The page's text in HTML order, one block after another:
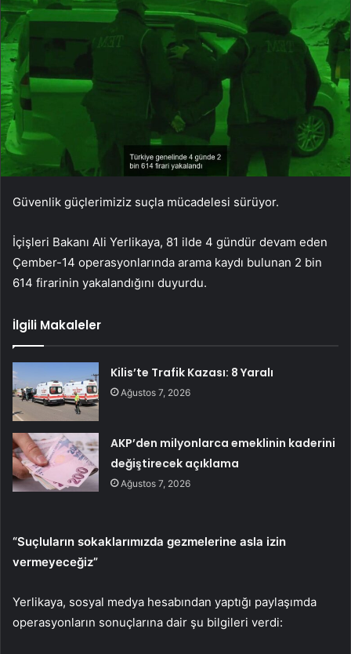
Güvenlik güçlerimiziz suçla mücadelesi sürüyor.
İçişleri Bakanı Ali Yerlikaya, 81 ilde 4 gündür devam eden
Çember-14 operasyonlarında arama kaydı bulunan 2 bin
614 firarinin yakalandığını duyurdu.
İlgili Makaleler
Kilis’te Trafik Kazası: 8 Yaralı
Ağustos 7, 2026
AKP’den milyonlarca emeklinin kaderini
değiştirecek açıklama
Ağustos 7, 2026
“Suçluların sokaklarımızda gezmelerine asla izin
vermeyeceğiz”
Yerlikaya, sosyal medya hesabından yaptığı paylaşımda
operasyonların sonuçlarına dair şu bilgileri verdi: